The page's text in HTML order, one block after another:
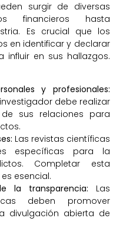
surgir de diversas
financieros hasta
Es crucial que los
en identificar y declarar
influir en sus hallazgos.
y profesionales:
debe realizar
sus relaciones para
Las revistas científicas
específicas para la
Completar esta
esencial.
la transparencia: Las
deben promover
divulgación abierta de